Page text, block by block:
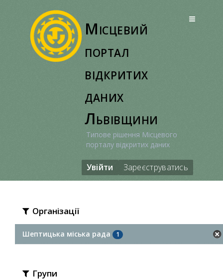
Місцевий
портал
відкритих
даних
Львівщини
Типове рішення Місцевого
порталу відкритих даних
Увійти Зареєструватись
Організації
Шептицька міська рада 1
Групи